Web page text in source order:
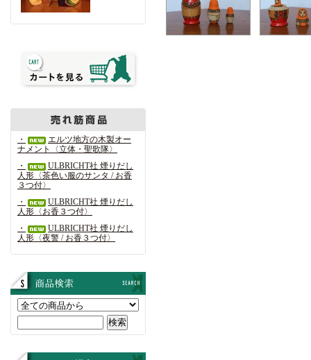
・
エルツ地方の木製オー
ナメント〈立体・聖歌隊〉
・
ULBRICHT社 煙りだし
人形〈茶色い服のサンタ / お香
３つ付〉
・
ULBRICHT社 煙りだし
人形〈お香３つ付〉
・
ULBRICHT社 煙りだし
人形〈夜警 / お香３つ付〉